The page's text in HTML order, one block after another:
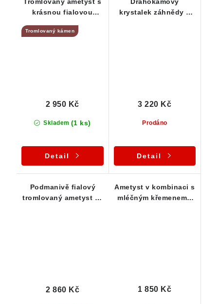
krásnou fialovou
přívěsek
Tromlovaný kámen
Skladem (1 ks)
2 950 Kč
Detail
krystalek záhnědy s
Prodáno
3 220 Kč
Detail
Podmanivě fialový
tromlovaný ametyst ve
2 860 Kč
Ametyst v kombinaci s
mléčným křemenem -
1 850 Kč